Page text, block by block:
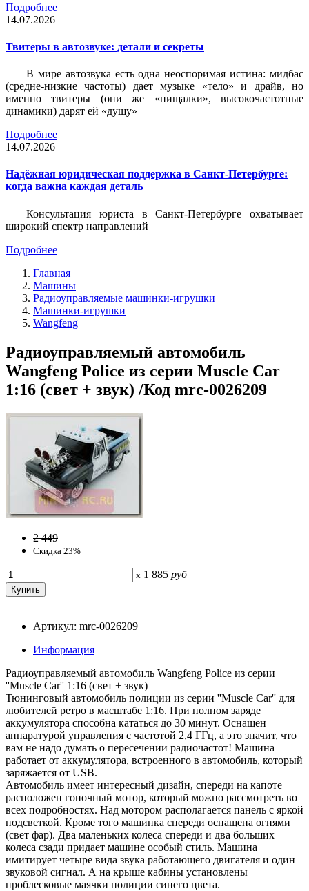
Подробнее
14.07.2026
Твитеры в автозвуке: детали и секреты
В мире автозвука есть одна неоспоримая истина: мидбас
(средне-низкие частоты) дает музыке «тело» и драйв, но
именно твитеры (они же «пищалки», высокочастотные
динамики) дарят ей «душу»
Подробнее
14.07.2026
Надёжная юридическая поддержка в Санкт-Петербурге:
когда важна каждая деталь
Консультация юриста в Санкт-Петербурге охватывает
широкий спектр направлений
Подробнее
Главная
Машины
Радиоуправляемые машинки-игрушки
Машинки-игрушки
Wangfeng
Радиоуправляемый автомобиль
Wangfeng Police из серии Muscle Сar
1:16 (свет + звук) /Код mrc-0026209
2 449
Скидка 23%
x 1 885 руб
Артикул: mrc-0026209
Информация
Радиоуправляемый автомобиль Wangfeng Police из серии
''Muscle Сar'' 1:16 (свет + звук)
Тюнинговый автомобиль полиции из серии ''Muscle Сar'' для
любителей ретро в масштабе 1:16. При полном заряде
аккумулятора способна кататься до 30 минут. Оснащен
аппаратурой управления с частотой 2,4 ГГц, а это значит, что
вам не надо думать о пересечении радиочастот! Машина
работает от аккумулятора, встроенного в автомобиль, который
заряжается от USB.
Автомобиль имеет интересный дизайн, спереди на капоте
расположен гоночный мотор, который можно рассмотреть во
всех подробностях. Над мотором располагается панель с яркой
подсветкой. Кроме того машинка спереди оснащена огнями
(свет фар). Два маленьких колеса спереди и два больших
колеса сзади придает машине особый стиль. Машина
имитирует четыре вида звука работающего двигателя и один
звуковой сигнал. А на крыше кабины установлены
проблесковые маячки полиции синего цвета.